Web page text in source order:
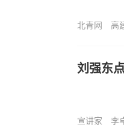
北青网 高
刘强东
宣讲家 李